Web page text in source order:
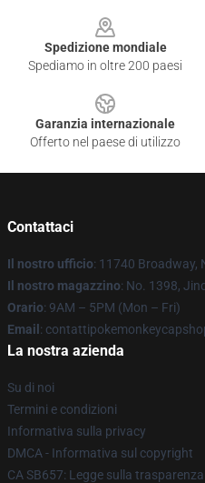
Spedizione mondiale
Spediamo in oltre 200 paesi
Garanzia internazionale
Offerto nel paese di utilizzo
Contattaci
Il nostro ufficio: 11740 Broadway,
Il nostro magazzino: No. 1398,
Orario: 9AM – 5PM (Mon – Fri)
Email :
La nostra azienda
Su di noi
Termini e condizioni
Informativa sulla privacy
DMCA - Informativa sul copyright
CA SB657: Legge sulla